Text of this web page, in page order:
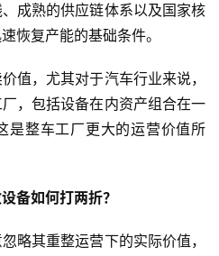
成熟的供应链体系以及国家核
恢复产能的基础条件。
值，尤其对于汽车行业来说，
，包括设备在内资产组合在一
是整车工厂更大的运营价值所
备如何打两折？
略其重整运营下的实际价值，